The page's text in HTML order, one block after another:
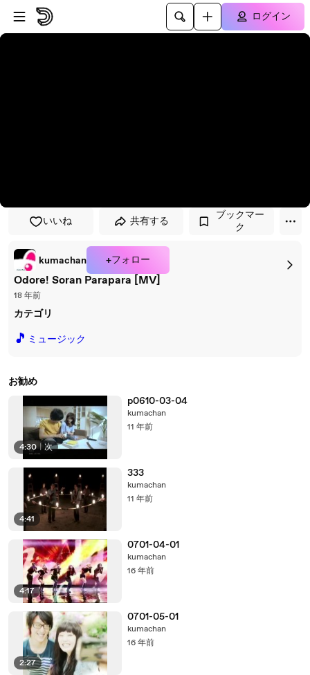
プレイヤーにスキップ
メインコンテンツにスキップ
ログイン
いいね 共有する
ブックマー
ク
kumachan +フォロー
Odore! Soran Parapara [MV]
18 年前
カテゴリ
🎵 ミュージック
お勧め
4:30 | 次
p0610-03-04
kumachan
11 年前
4:41
333
kumachan
11 年前
4:17
0701-04-01
kumachan
16 年前
2:27
0701-05-01
kumachan
16 年前